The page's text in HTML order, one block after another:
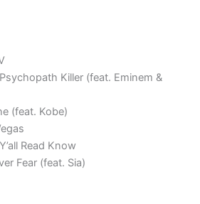
Killer (feat. Eminem &
(feat. Kobe)
Read Know
Fear (feat. Sia)